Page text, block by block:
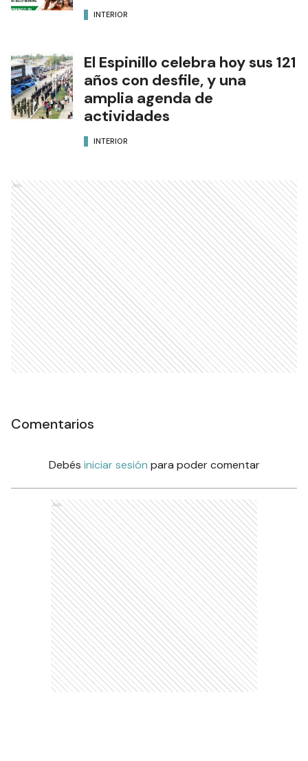
INTERIOR
El Espinillo celebra hoy sus 121
años con desfile, y una
amplia agenda de
actividades
INTERIOR
Ads
Comentarios
Debés iniciar sesión para poder comentar
Ads